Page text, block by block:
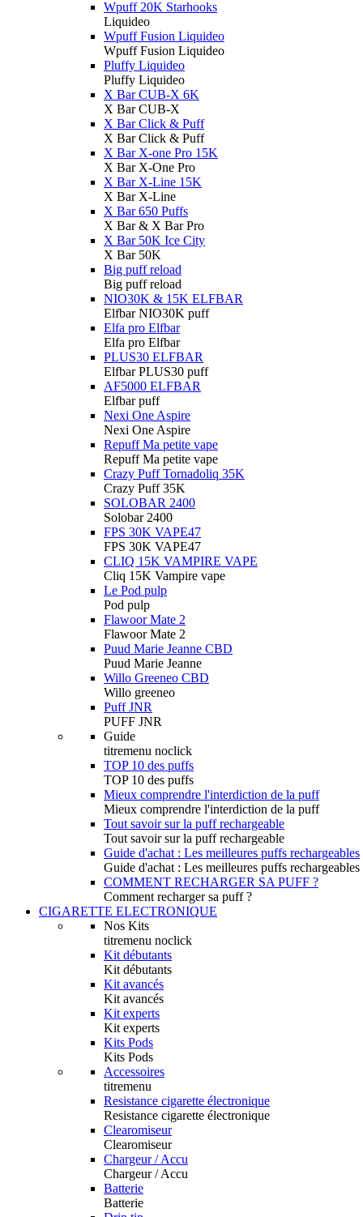
Wpuff 20K Starhooks
Liquideo
Wpuff Fusion Liquideo
Wpuff Fusion Liquideo
Pluffy Liquideo
Pluffy Liquideo
X Bar CUB-X 6K
X Bar CUB-X
X Bar Click & Puff
X Bar Click & Puff
X Bar X-one Pro 15K
X Bar X-One Pro
X Bar X-Line 15K
X Bar X-Line
X Bar 650 Puffs
X Bar & X Bar Pro
X Bar 50K Ice City
X Bar 50K
Big puff reload
Big puff reload
NIO30K & 15K ELFBAR
Elfbar NIO30K puff
Elfa pro Elfbar
Elfa pro Elfbar
PLUS30 ELFBAR
Elfbar PLUS30 puff
AF5000 ELFBAR
Elfbar puff
Nexi One Aspire
Nexi One Aspire
Repuff Ma petite vape
Repuff Ma petite vape
Crazy Puff Tornadoliq 35K
Crazy Puff 35K
SOLOBAR 2400
Solobar 2400
FPS 30K VAPE47
FPS 30K VAPE47
CLIQ 15K VAMPIRE VAPE
Cliq 15K Vampire vape
Le Pod pulp
Pod pulp
Flawoor Mate 2
Flawoor Mate 2
Puud Marie Jeanne CBD
Puud Marie Jeanne
Willo Greeneo CBD
Willo greeneo
Puff JNR
PUFF JNR
Guide
titremenu noclick
TOP 10 des puffs
TOP 10 des puffs
Mieux comprendre l'interdiction de la puff
Mieux comprendre l'interdiction de la puff
Tout savoir sur la puff rechargeable
Tout savoir sur la puff rechargeable
Guide d'achat : Les meilleures puffs rechargeables
Guide d'achat : Les meilleures puffs rechargeables
COMMENT RECHARGER SA PUFF ?
Comment recharger sa puff ?
CIGARETTE ELECTRONIQUE
Nos Kits
titremenu noclick
Kit débutants
Kit débutants
Kit avancés
Kit avancés
Kit experts
Kit experts
Kits Pods
Kits Pods
Accessoires
titremenu
Resistance cigarette électronique
Resistance cigarette électronique
Clearomiseur
Clearomiseur
Chargeur / Accu
Chargeur / Accu
Batterie
Batterie